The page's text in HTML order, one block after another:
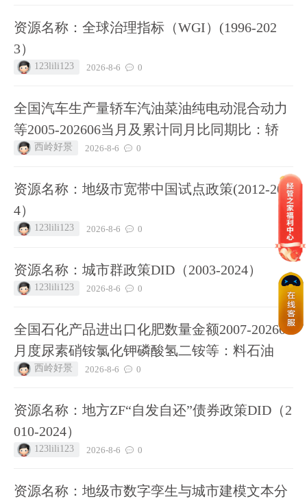
资源名称：全球治理指标（WGI）(1996-202
3）
123lili123 2026-8-6 0
全国汽车生产量轿车汽油菜油纯电动混合动力
等2005-202606当月及累计同月比同期比：轿
西岭好景 2026-8-6 0
资源名称：地级市宽带中国试点政策(2012-202
4）
123lili123 2026-8-6 0
资源名称：城市群政策DID（2003-2024）
123lili123 2026-8-6 0
全国石化产品进出口化肥数量金额2007-202606
月度尿素硝铵氯化钾磷酸氢二铵等：料石油
西岭好景 2026-8-6 0
资源名称：地方ZF“自发自还”债券政策DID（2
010-2024）
123lili123 2026-8-6 0
资源名称：地级市数字孪生与城市建模文本分